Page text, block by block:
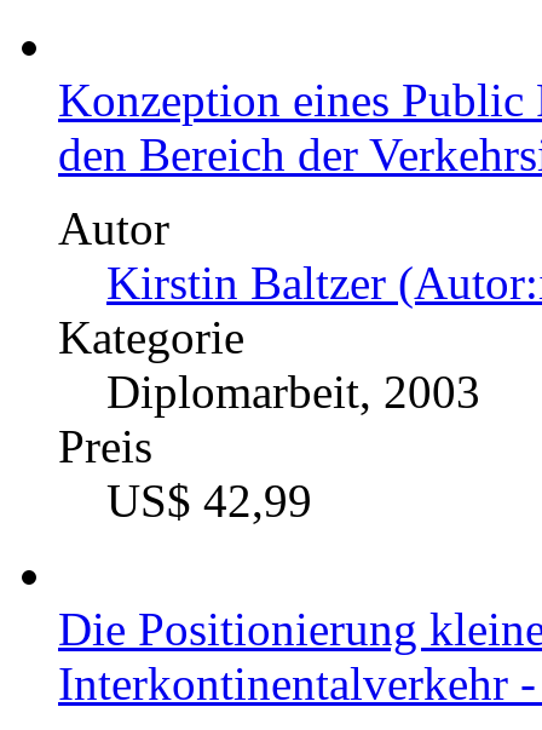
Konzeption eines
den Bereich der
Autor
Kirstin Baltzer
Kategorie
Diplomarbeit, 2003
Preis
US$ 42,99
Die Positionierung
Interkontinentalverkehr